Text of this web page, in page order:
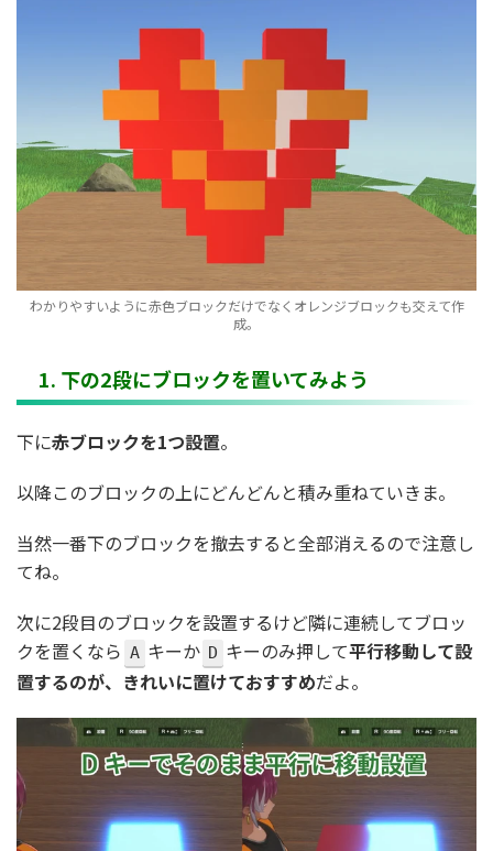
わかりやすいように赤色ブロックだけでなくオレンジブロックも交えて作
成。
1. 下の2段にブロックを置いてみよう
下に赤ブロックを1つ設置。
以降このブロックの上にどんどんと積み重ねていきま。
当然一番下のブロックを撤去すると全部消えるので注意し
てね。
次に2段目のブロックを設置するけど隣に連続してブロッ
クを置くなら A キーか D キーのみ押して平行移動して設
置するのが、きれいに置けておすすめだよ。